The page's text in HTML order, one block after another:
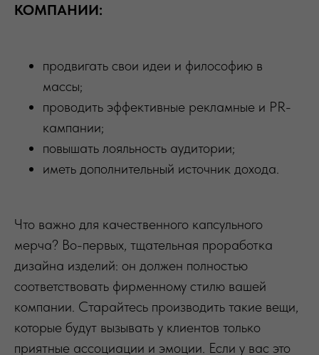
КОМПАНИИ:
продвигать свои идеи и философию в
массы;
проводить эффективные рекламные и PR-
кампании;
повышать лояльность аудитории;
иметь дополнительный источник дохода.
Что важно для качественного капсульного
мерча? Во-первых, тщательная проработка
дизайна изделий: он должен полностью
соответствовать фирменному стилю вашей
компании. Старайтесь производить такие вещи,
которые будут вызывать у клиентов только
приятные ассоциации и эмоции. Если у вас это